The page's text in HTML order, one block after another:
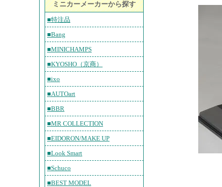
ミニカーメーカーから探す
■特注品
■Bang
■MINICHAMPS
■KYOSHO（京商）
■ixo
■AUTOart
■BBR
■MR COLLECTION
■EIDORON/MAKE UP
■Look Smart
■Schuco
■BEST MODEL